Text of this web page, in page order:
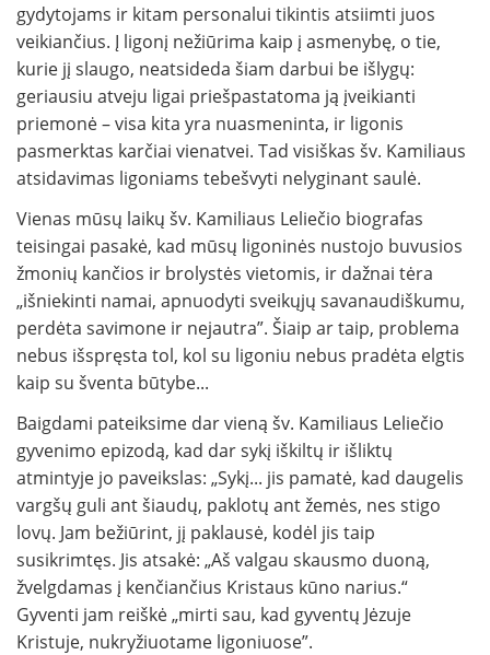
gydytojams ir kitam personalui tikintis atsiimti juos
veikiančius. Į ligonį nežiūrima kaip į asmenybę, o tie,
kurie jį slaugo, neatsideda šiam darbui be išlygų:
geriausiu atveju ligai priešpastatoma ją įveikianti
priemonė – visa kita yra nuasmeninta, ir ligonis
pasmerktas karčiai vienatvei. Tad visiškas šv. Kamiliaus
atsidavimas ligoniams tebešvyti nelyginant saulė.
Vienas mūsų laikų šv. Kamiliaus Leliečio biografas
teisingai pasakė, kad mūsų ligoninės nustojo buvusios
žmonių kančios ir brolystės vietomis, ir dažnai tėra
„išniekinti namai, apnuodyti sveikųjų savanaudiškumu,
perdėta savimone ir nejautra”. Šiaip ar taip, problema
nebus išspręsta tol, kol su ligoniu nebus pradėta elgtis
kaip su šventa būtybe...
Baigdami pateiksime dar vieną šv. Kamiliaus Leliečio
gyvenimo epizodą, kad dar sykį iškiltų ir išliktų
atmintyje jo paveikslas: „Sykį... jis pamatė, kad daugelis
vargšų guli ant šiaudų, paklotų ant žemės, nes stigo
lovų. Jam bežiūrint, jį paklausė, kodėl jis taip
susikrimtęs. Jis atsakė: „Aš valgau skausmo duoną,
žvelgdamas į kenčiančius Kristaus kūno narius.“
Gyventi jam reiškė „mirti sau, kad gyventų Jėzuje
Kristuje, nukryžiuotame ligoniuose”.